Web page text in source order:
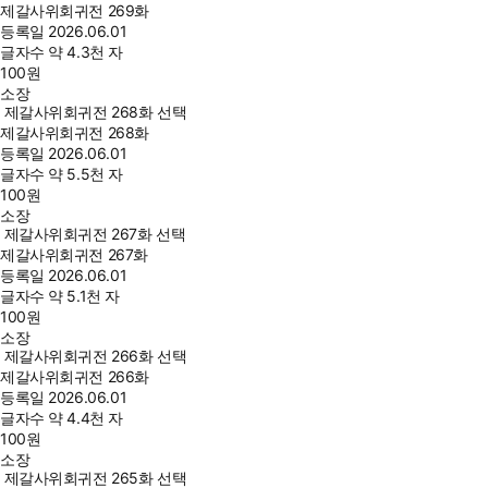
제갈사위회귀전 269화
등록일 2026.06.01
글자수 약 4.3천 자
100원
소장
제갈사위회귀전 268화 선택
제갈사위회귀전 268화
등록일 2026.06.01
글자수 약 5.5천 자
100원
소장
제갈사위회귀전 267화 선택
제갈사위회귀전 267화
등록일 2026.06.01
글자수 약 5.1천 자
100원
소장
제갈사위회귀전 266화 선택
제갈사위회귀전 266화
등록일 2026.06.01
글자수 약 4.4천 자
100원
소장
제갈사위회귀전 265화 선택